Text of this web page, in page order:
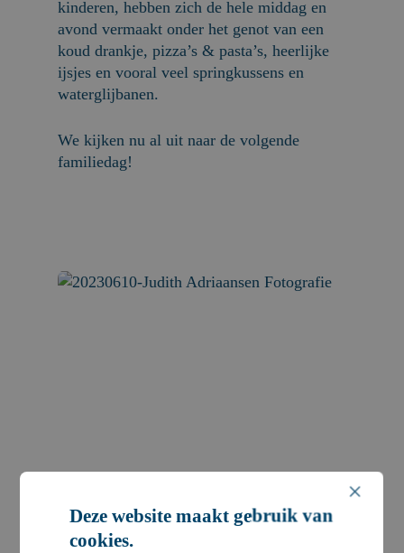
kinderen, hebben zich de hele middag en
avond vermaakt onder het genot van een
koud drankje, pizza’s & pasta’s, heerlijke
ijsjes en vooral veel springkussens en
waterglijbanen.
We kijken nu al uit naar de volgende
familiedag!
×
Deze website maakt gebruik van
cookies.